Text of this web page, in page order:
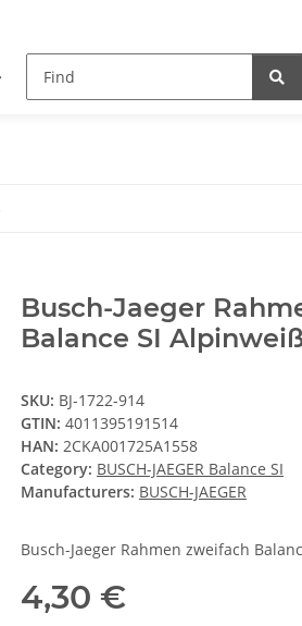
Matter System HomeAssistant
Busch-Jaeger
Balance SI
SKU: BJ-1722-914
GTIN: 4011395191514
HAN: 2CKA001725A1558
Category: BUSCH-JAEGER Balance SI
Manufacturers: BUSCH-JAEGER
Busch-Jaeger Rahmen zweifach
4,30 €